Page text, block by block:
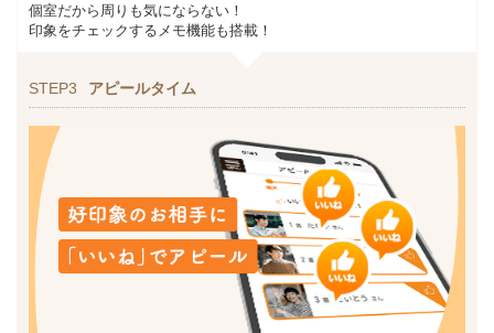
個室だから周りも気にならない！
印象をチェックするメモ機能も搭載！
STEP3 アピールタイム